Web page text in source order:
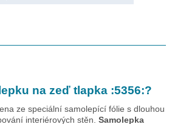
na zeď tlapka :5356:?
ze speciální samolepící fólie s dlouhou
interiérových stěn. Samolepka